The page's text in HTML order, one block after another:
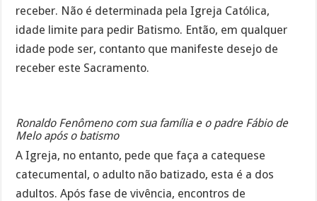
receber. Não é determinada pela Igreja Católica,
idade limite para pedir Batismo. Então, em qualquer
idade pode ser, contanto que manifeste desejo de
receber este Sacramento.
Ronaldo Fenômeno com sua família e o padre Fábio de
Melo após o batismo
A Igreja, no entanto, pede que faça a catequese
catecumental, o adulto não batizado, esta é a dos
adultos. Após fase de vivência, encontros de